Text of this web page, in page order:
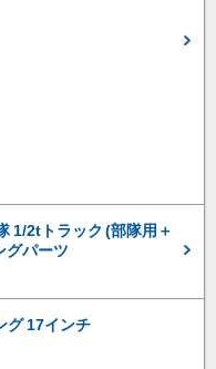
1/2tトラック (部隊用＋
グパーツ
グ 17インチ